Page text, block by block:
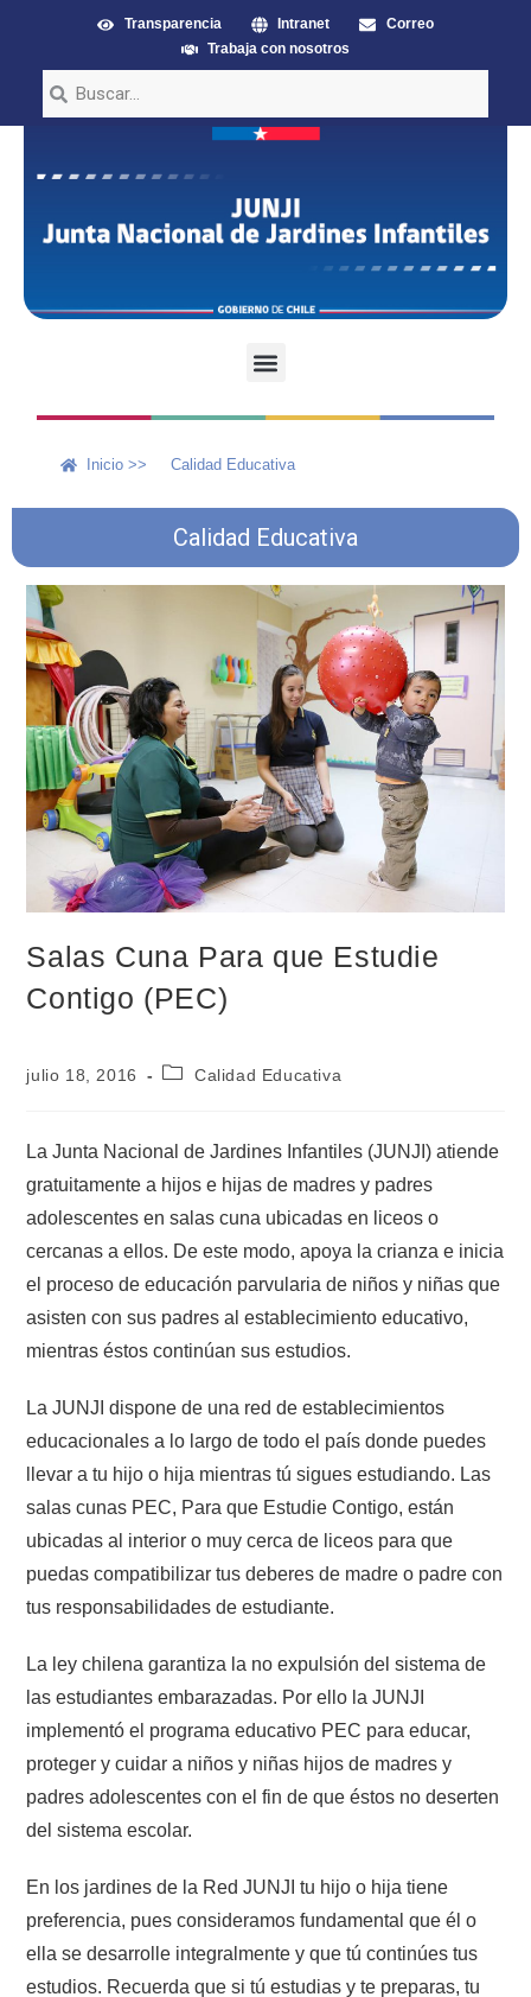
Transparencia Intranet
Correo
Trabaja con nosotros
Inicio >> Calidad Educativa
Calidad Educativa
Salas Cuna Para que Estudie
Contigo (PEC)
julio 18, 2016 Calidad Educativa
La Junta Nacional de Jardines Infantiles (JUNJI) atiende
gratuitamente a hijos e hijas de madres y padres
adolescentes en salas cuna ubicadas en liceos o
cercanas a ellos. De este modo, apoya la crianza e inicia
el proceso de educación parvularia de niños y niñas que
asisten con sus padres al establecimiento educativo,
mientras éstos continúan sus estudios.
La JUNJI dispone de una red de establecimientos
educacionales a lo largo de todo el país donde puedes
llevar a tu hijo o hija mientras tú sigues estudiando. Las
salas cunas PEC, Para que Estudie Contigo, están
ubicadas al interior o muy cerca de liceos para que
puedas compatibilizar tus deberes de madre o padre con
tus responsabilidades de estudiante.
La ley chilena garantiza la no expulsión del sistema de
las estudiantes embarazadas. Por ello la JUNJI
implementó el programa educativo PEC para educar,
proteger y cuidar a niños y niñas hijos de madres y
padres adolescentes con el fin de que éstos no deserten
del sistema escolar.
En los jardines de la Red JUNJI tu hijo o hija tiene
preferencia, pues consideramos fundamental que él o
ella se desarrolle integralmente y que tú continúes tus
estudios. Recuerda que si tú estudias y te preparas, tu